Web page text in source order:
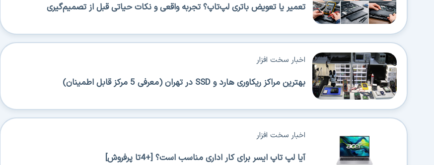
تعمیر یا تعویض باتری لپ‌تاپ؟ تجربه واقعی و نکات حیاتی قبل از تصمیم‌گیری
بهترین مراکز ریکاوری هارد و SSD در تهران (معرفی 5 مرکز قابل اطمینان)
اخبار سخت افزار
آیا لپ تاپ ایسر برای کار اداری مناسب است؟ [+4تا پرفروش]
اخبار سخت افزار